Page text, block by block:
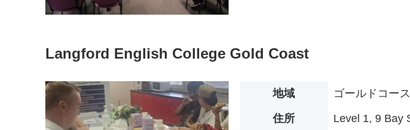
Langford English College Gold Coast
地域 ゴールドコー
住所 Level 1, 9 Bay